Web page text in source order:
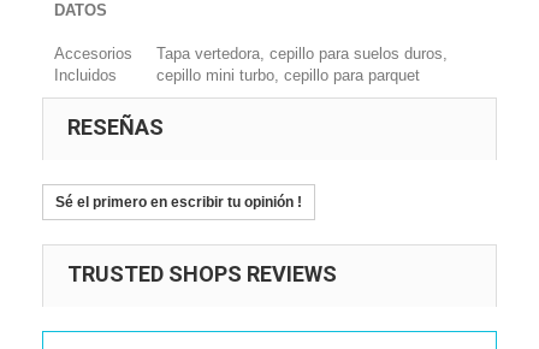
DATOS
Accesorios
Incluidos
Tapa vertedora, cepillo para suelos duros,
cepillo mini turbo, cepillo para parquet
RESEÑAS
Sé el primero en escribir tu opinión !
TRUSTED SHOPS REVIEWS